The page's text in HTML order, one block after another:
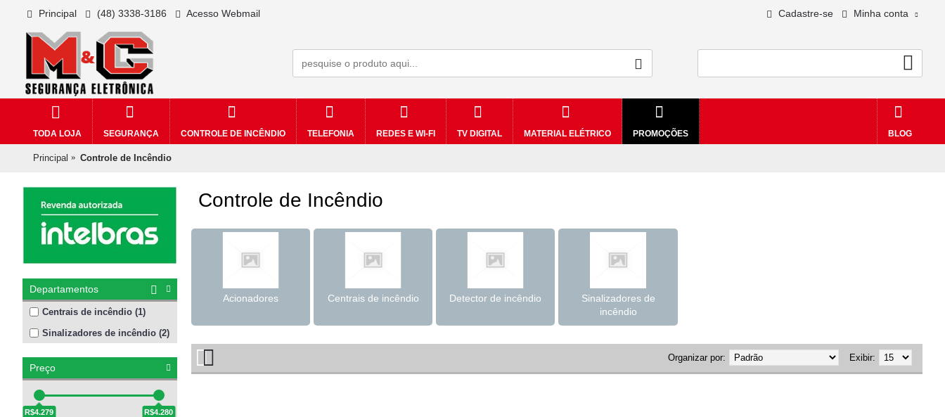
Principal (48) 3338-3186 Acesso Webmail Cadastre-se Minha conta
TODA LOJA SEGURANÇA CONTROLE DE INCÊNDIO TELEFONIA REDES E WI-FI TV DIGITAL MATERIAL ELÉTRICO PROMOÇÕES BLOG
Principal Controle de Incêndio
Departamentos
Centrais de incêndio (1)
Sinalizadores de incêndio (2)
Preço
R$4.279 R$4.280
Controle de Incêndio
Acionadores Centrais de incêndio Detector de incêndio
Sinalizadores de
incêndio
Exibir:
Organizar por: